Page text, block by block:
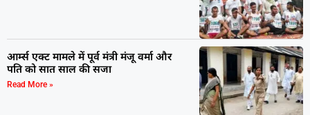
आर्म्स एक्ट मामले में पूर्व मंत्री मंजू वर्मा और
पति को सात साल की सजा
Read More »